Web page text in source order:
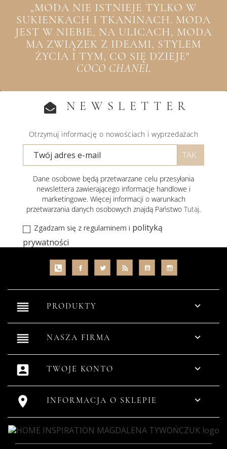
„MODA NIE ISTNIEJE TYLKO W
SUKIENKACH I TKANINACH. MODA
JEST W NIEBIE, NA ULICACH, MODA
MA ZWIĄZEK Z IDEAMI, STYLEM
ŻYCIA I TYM, CO SIĘ DZIEJE"
COCO CHANEL
NEWSLETTER
Otrzymuj informację o nowościach i wyprzedażach
Dane osobowe będą przetwarzane celu przesyłania
newslettera zawierającego informacje handlowe i
marketingowe. Więcej informacji o warunkach
przetwarzania danych osobowych znajdą Państwo Tutaj.
Zgadzam się z regulaminem i polityką
prywatności
reorder PRODUKTY 
reorder NASZA FIRMA 
account_box TWOJE KONTO 
 INFORMACJA O SKLEPIE 